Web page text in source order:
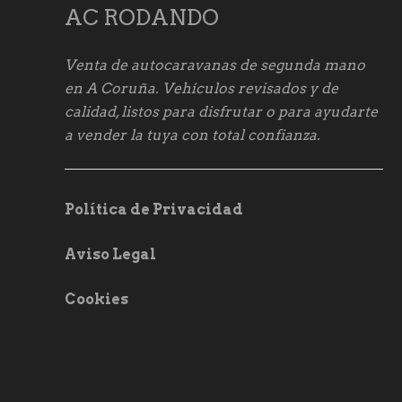
AC RODANDO
Venta de autocaravanas de segunda mano
en A Coruña. Vehículos revisados y de
calidad, listos para disfrutar o para ayudarte
a vender la tuya con total confianza.
Política de Privacidad
Aviso Legal
Cookies